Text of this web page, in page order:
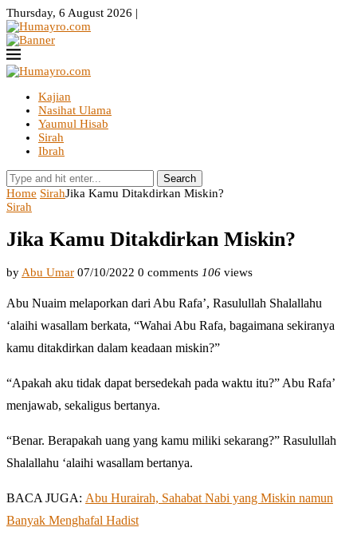
Thursday, 6 August 2026 |
Kajian
Nasihat Ulama
Yaumul Hisab
Sirah
Ibrah
Search
Home SirahJika Kamu Ditakdirkan Miskin?
Sirah
Jika Kamu Ditakdirkan Miskin?
by Abu Umar 07/10/2022 0 comments 106 views
Abu Nuaim melaporkan dari Abu Rafa’, Rasulullah Shalallahu
‘alaihi wasallam berkata, “Wahai Abu Rafa, bagaimana sekiranya
kamu ditakdirkan dalam keadaan miskin?”
“Apakah aku tidak dapat bersedekah pada waktu itu?” Abu Rafa’
menjawab, sekaligus bertanya.
“Benar. Berapakah uang yang kamu miliki sekarang?” Rasulullah
Shalallahu ‘alaihi wasallam bertanya.
BACA JUGA: Abu Hurairah, Sahabat Nabi yang Miskin namun
Banyak Menghafal Hadist